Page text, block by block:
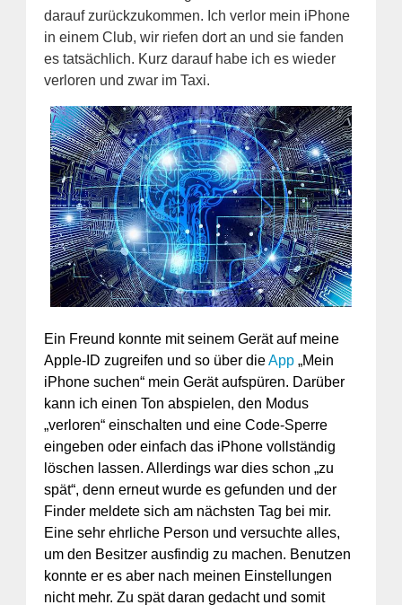
darauf zurückzukommen. Ich verlor mein iPhone
in einem Club, wir riefen dort an und sie fanden
es tatsächlich. Kurz darauf habe ich es wieder
verloren und zwar im Taxi.
Ein Freund konnte mit seinem Gerät auf meine
Apple-ID zugreifen und so über dieApp „Mein
iPhone suchen“ mein Gerät aufspüren. Darüber
kann ich einen Ton abspielen, den Modus
„verloren“ einschalten und eine Code-Sperre
eingeben oder einfach das iPhone vollständig
löschen lassen. Allerdings war dies schon „zu
spät“, denn erneut wurde es gefunden und der
Finder meldete sich am nächsten Tag bei mir.
Eine sehr ehrliche Person und versuchte alles,
um den Besitzer ausfindig zu machen. Benutzen
konnte er es aber nach meinen Einstellungen
nicht mehr. Zu spät daran gedacht und somit